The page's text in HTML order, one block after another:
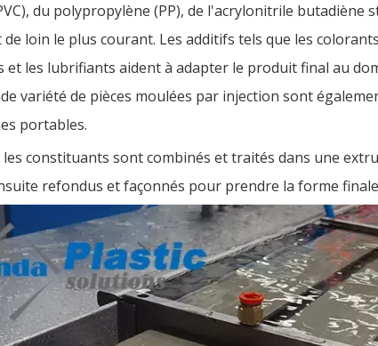
du polypropylène (PP), de l'acrylonitrile butadiène
de loin le plus courant. Les additifs tels que les
les lubrifiants aident à adapter le produit final au
variété de pièces moulées par injection sont
portables.
constituants sont combinés et traités dans une
refondus et façonnés pour prendre la forme